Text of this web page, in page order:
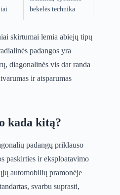
bekelės technika
skirtumai lemia abiejų tipų
padangos yra
diagonalinės vis dar randa
ir atsparumas
kada kitą?
padangų priklauso
paskirties ir eksploatavimo
automobilių pramonėje
svarbu suprasti,